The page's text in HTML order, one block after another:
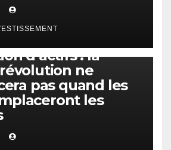
d’actifs : la
ne
pas quand les
les